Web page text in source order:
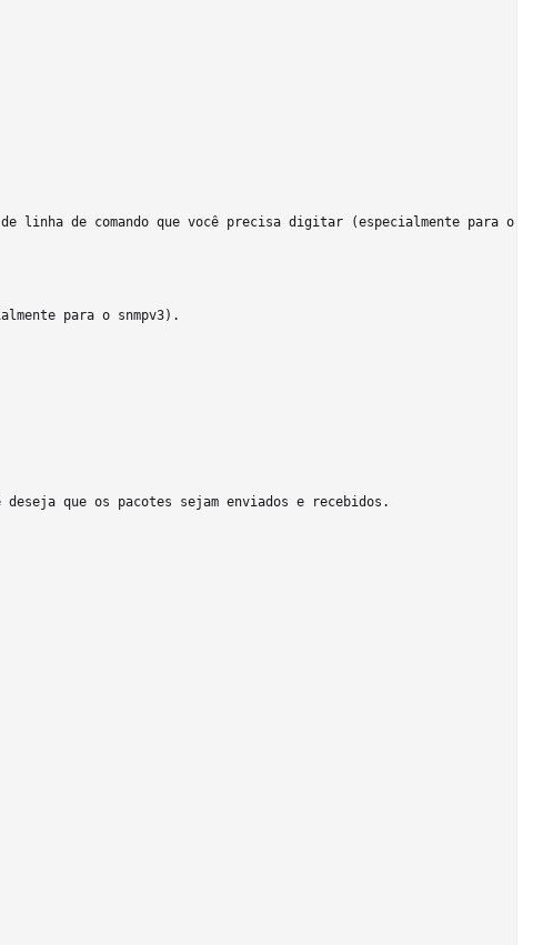
linha de comando que você precisa digitar (especialmente para o
para o snmpv3).
que os pacotes sejam enviados e recebidos.